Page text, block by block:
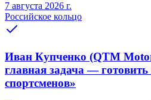
7 августа 2026 г.
Российское кольцо
Иван Купченко (QTM
главная задача —
спортсменов»